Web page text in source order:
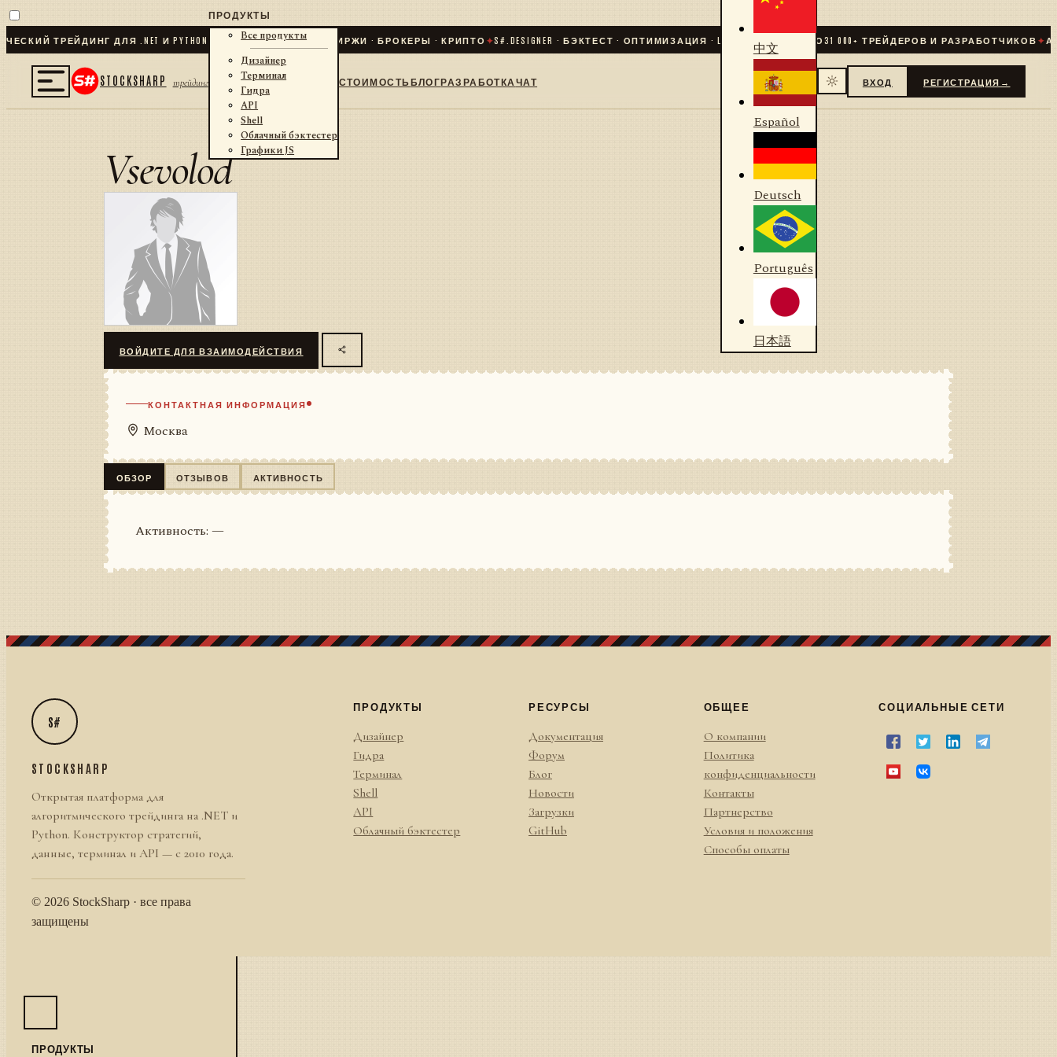
ТРЕЙДИНГ ДЛЯ .NET И PYTHON✦ + КОННЕКТОРОВ · БИРЖИ · БРОКЕРЫ · КРИПТО✦ S#.DESIGNER · БЭКТЕСТ · ОПТИМИЗАЦИЯ · LIVE СООБЩЕСТВО 31 000+ ТРЕЙДЕРОВ И РАЗРАБОТЧИКОВ ✦
STOCKSHARP трейдинг
ПРОДУКТЫ
Все продукты
Дизайнер
Терминал
Гидра
API
Shell
Облачный бэктестер
Графики JS
СТОИМОСТЬБЛОГРАЗРАБОТКАЧАТ
中文
Español
Deutsch
Português
日本語
ВХОД РЕГИСТРАЦИЯ →
Vsevolod
ВОЙДИТЕ ДЛЯ ВЗАИМОДЕЙСТВИЯ
КОНТАКТНАЯ ИНФОРМАЦИЯ
Москва
ОБЗОР ОТЗЫВОВ АКТИВНОСТЬ
Активность: —
S#
STOCKSHARP
Открытая платформа для
алгоритмического трейдинга на .NET и
Python. Конструктор стратегий,
данные, терминал и API — с 2010 года.
© 2026 StockSharp · все права
защищены
ПРОДУКТЫ
Дизайнер
Гидра
Терминал
Shell
API
Облачный бэктестер
РЕСУРСЫ
Документация
Форум
Блог
Новости
Загрузки
GitHub
ОБЩЕЕ
О компании
Политика
конфиденциальности
Контакты
Партнерство
Условия и положения
Способы оплаты
СОЦИАЛЬНЫЕ СЕТИ
ПРОДУКТЫ